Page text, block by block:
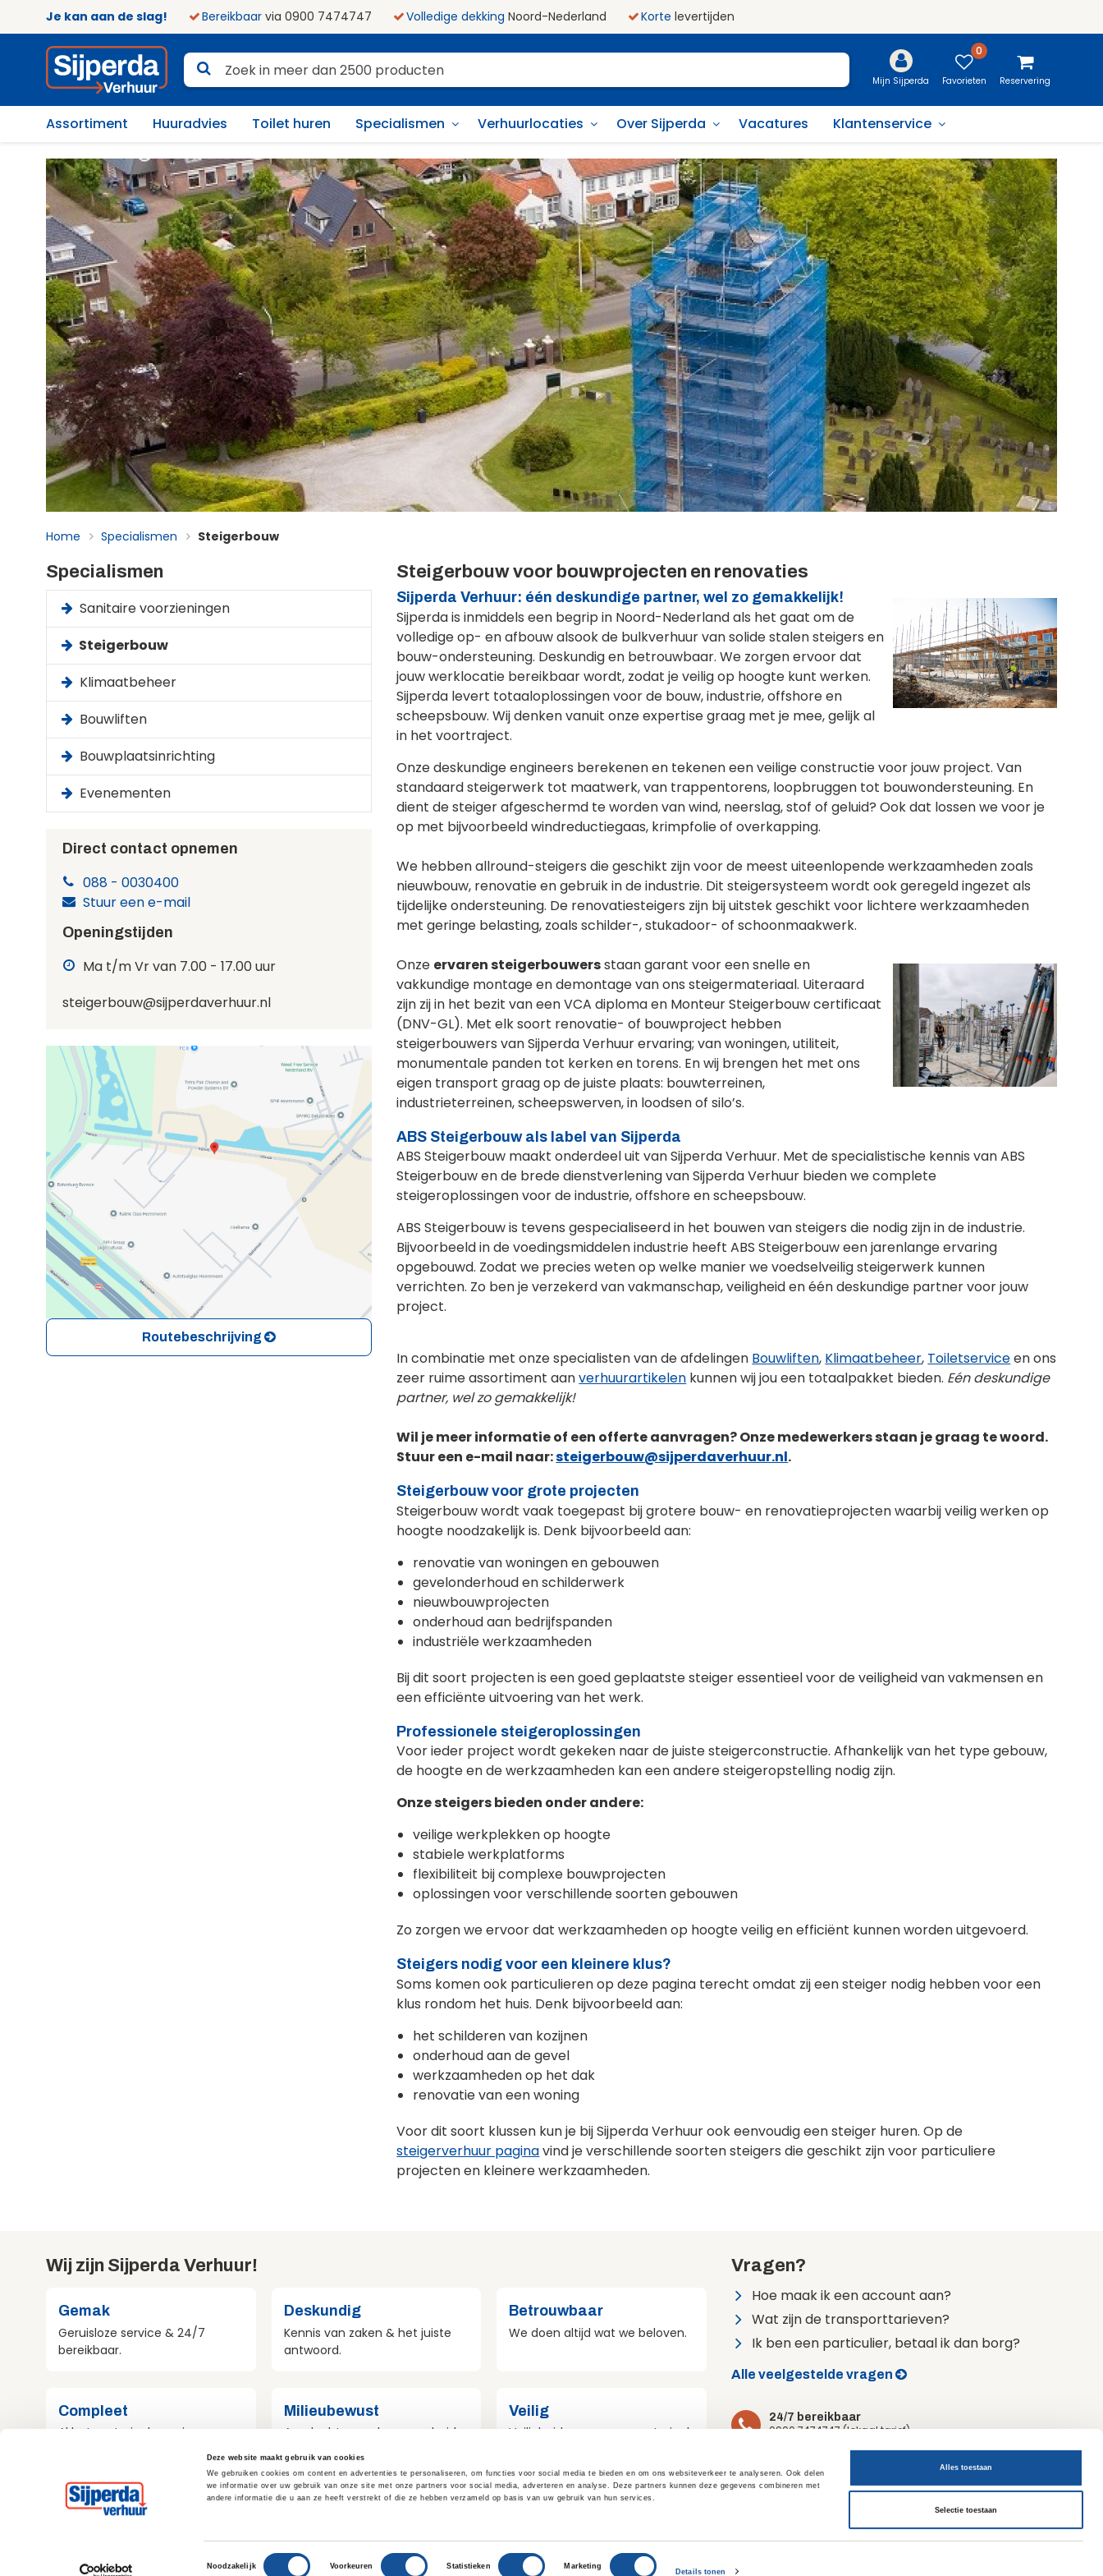
Deze website maakt gebruik van cookies
We gebruiken cookies om content en advertenties te personaliseren, om functies voor social media te bieden en om ons websiteverkeer te analyseren. Ook delen
we informatie over uw gebruik van onze site met onze partners voor social media, adverteren en analyse. Deze partners kunnen deze gegevens combineren met
andere informatie die u aan ze heeft verstrekt of die ze hebben verzameld op basis van uw gebruik van hun services.
Noodzakelijk Voorkeuren Statistieken Marketing
Details tonen
Alles toestaan
Selectie toestaan
Je kan aan de slag! Bereikbaar via 0900 7474747 Volledige dekking Noord-Nederland Korte levertijden
Mijn Sijperda
0
Favorieten Reservering
Assortiment Huuradvies Toilet huren Specialismen Verhuurlocaties Over Sijperda Vacatures Klantenservice
Home Specialismen Steigerbouw
Steigerbouw voor bouwprojecten en renovaties
Sijperda Verhuur: één deskundige partner, wel zo gemakkelijk!
Sijperda is inmiddels een begrip in Noord-Nederland als het gaat om de
volledige op- en afbouw alsook de bulkverhuur van solide stalen steigers en
bouw-ondersteuning. Deskundig en betrouwbaar. We zorgen ervoor dat
jouw werklocatie bereikbaar wordt, zodat je veilig op hoogte kunt werken.
Sijperda levert totaaloplossingen voor de bouw, industrie, offshore en
scheepsbouw. Wij denken vanuit onze expertise graag met je mee, gelijk al
in het voortraject.
Onze deskundige engineers berekenen en tekenen een veilige constructie voor jouw project. Van
standaard steigerwerk tot maatwerk, van trappentorens, loopbruggen tot bouwondersteuning. En
dient de steiger afgeschermd te worden van wind, neerslag, stof of geluid? Ook dat lossen we voor je
op met bijvoorbeeld windreductiegaas, krimpfolie of overkapping.
We hebben allround-steigers die geschikt zijn voor de meest uiteenlopende werkzaamheden zoals
nieuwbouw, renovatie en gebruik in de industrie. Dit steigersysteem wordt ook geregeld ingezet als
tijdelijke ondersteuning. De renovatiesteigers zijn bij uitstek geschikt voor lichtere werkzaamheden
met geringe belasting, zoals schilder-, stukadoor- of schoonmaakwerk.
Onze ervarensteigerbouwersstaan garant voor een snelle en
vakkundige montage en demontage van ons steigermateriaal. Uiteraard
zijn zij in het bezit van een VCA diploma en Monteur Steigerbouw certificaat
(DNV-GL). Met elk soort renovatie- of bouwproject hebben
steigerbouwers van Sijperda Verhuur ervaring; van woningen, utiliteit,
monumentale panden tot kerken en torens. En wij brengen het met ons
eigen transport graag op de juiste plaats: bouwterreinen,
industrieterreinen, scheepswerven, in loodsen of silo’s.
ABS Steigerbouw als label van Sijperda
ABS Steigerbouw maakt onderdeel uit van Sijperda Verhuur. Met de specialistische kennis van ABS
Steigerbouw en de brede dienstverlening van Sijperda Verhuur bieden we complete
steigeroplossingen voor de industrie, offshore en scheepsbouw.
ABS Steigerbouw is tevens gespecialiseerd in het bouwen van steigers die nodig zijn in de industrie.
Bijvoorbeeld in de voedingsmiddelen industrie heeft ABS Steigerbouw een jarenlange ervaring
opgebouwd. Zodat we precies weten op welke manier we voedselveilig steigerwerk kunnen
verrichten. Zo ben je verzekerd van vakmanschap, veiligheid en één deskundige partner voor jouw
project.
In combinatie met onze specialisten van de afdelingen Bouwliften, Klimaatbeheer, Toiletserviceen ons
zeer ruime assortiment aanverhuurartikelen kunnen wij jou een totaalpakket bieden. Eén deskundige
partner, wel zo gemakkelijk!
Wil je meer informatie of een offerte aanvragen? Onze medewerkers staan je graag te woord.
Stuur een e-mail naar:steigerbouw@sijperdaverhuur.nl.
Steigerbouw voor grote projecten
Steigerbouw wordt vaak toegepast bij grotere bouw- en renovatieprojecten waarbij veilig werken op
hoogte noodzakelijk is. Denk bijvoorbeeld aan:
renovatie van woningen en gebouwen
gevelonderhoud en schilderwerk
nieuwbouwprojecten
onderhoud aan bedrijfspanden
industriële werkzaamheden
Bij dit soort projecten is een goed geplaatste steiger essentieel voor de veiligheid van vakmensen en
een efficiënte uitvoering van het werk.
Professionele steigeroplossingen
Voor ieder project wordt gekeken naar de juiste steigerconstructie. Afhankelijk van het type gebouw,
de hoogte en de werkzaamheden kan een andere steigeropstelling nodig zijn.
Onze steigers bieden onder andere:
veilige werkplekken op hoogte
stabiele werkplatforms
flexibiliteit bij complexe bouwprojecten
oplossingen voor verschillende soorten gebouwen
Zo zorgen we ervoor dat werkzaamheden op hoogte veilig en efficiënt kunnen worden uitgevoerd.
Steigers nodig voor een kleinere klus?
Soms komen ook particulieren op deze pagina terecht omdat zij een steiger nodig hebben voor een
klus rondom het huis. Denk bijvoorbeeld aan:
het schilderen van kozijnen
onderhoud aan de gevel
werkzaamheden op het dak
renovatie van een woning
Voor dit soort klussen kun je bij Sijperda Verhuur ook eenvoudig een steiger huren. Op de
steigerverhuur paginavind je verschillende soorten steigers die geschikt zijn voor particuliere
projecten en kleinere werkzaamheden.
Specialismen
Sanitaire voorzieningen
Steigerbouw
Klimaatbeheer
Bouwliften
Bouwplaatsinrichting
Evenementen
Direct contact opnemen
088 - 0030400
Stuur een e-mail
Openingstijden
Ma t/m Vr van 7.00 - 17.00 uur
steigerbouw@sijperdaverhuur.nl
Routebeschrijving
Wij zijn Sijperda Verhuur!
Gemak
Geruisloze service & 24/7
bereikbaar.
Deskundig
Kennis van zaken & het juiste
antwoord.
Betrouwbaar
We doen altijd wat we beloven.
Compleet
Al het materieel voor jouw
Milieubewust
Aandacht voor duurzaamheid
bij alles wat we doen.
Veilig
Veiligheid voor mens, materieel
Vragen?
Hoe maak ik een account aan?
Wat zijn de transporttarieven?
Ik ben een particulier, betaal ik dan borg?
Alle veelgestelde vragen
24/7 bereikbaar
0900 7474747 (lokaal tarief)
Sijperda ECO-bewust